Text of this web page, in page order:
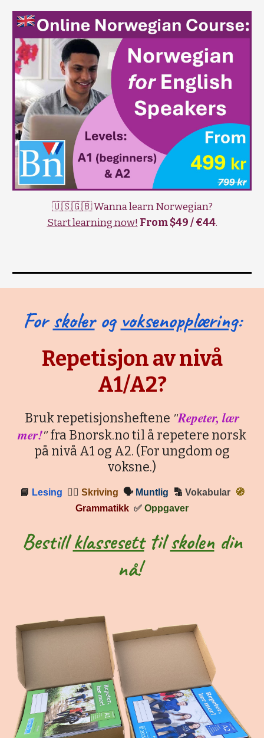
🇺🇸🇬🇧 Wanna learn Norwegian?
Start learning now! From $49 / €44.
Forskolerog voksenopplæring:
Repetisjon av nivå
A1/A2?
Bruk repetisjonsheftene "Repeter, lær
mer!"fra Bnorsk.no til å repetere norsk
på nivå A1 og A2. (For ungdom og
voksne.)
📘 Lesing ✍🏼 Skriving 🗣 Muntlig 🔡 Vokabular
🧭
Grammatikk ✅ Oppgaver
Bestillklassesetttilskolendin
nå!